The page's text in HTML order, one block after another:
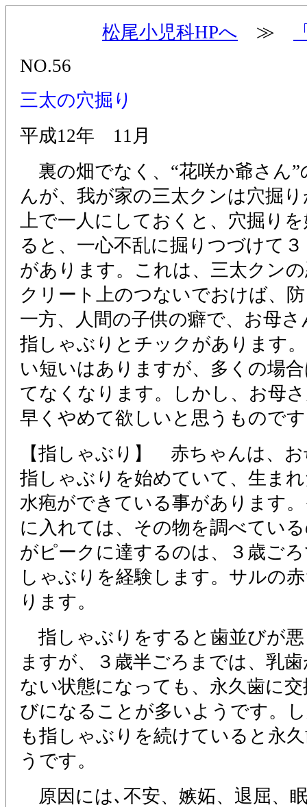
松尾小児科HPへ ≫
NO.56
三太の穴掘り
平成12年 11月
裏の畑でなく、“花咲か爺さん
んが、我が家の三太クンは穴掘
上で一人にしておくと、穴掘り
ると、一心不乱に掘りつづけて
があります。これは、三太クン
クリート上のつないでおけば、
一方、人間の子供の癖で、お母
指しゃぶりとチックがあります
い短いはありますが、多くの場
てなくなります。しかし、お母
早くやめて欲しいと思うもので
【指しゃぶり】 赤ちゃんは、
指しゃぶりを始めていて、生ま
水疱ができている事があります
に入れては、その物を調べてい
がピークに達するのは、３歳ご
しゃぶりを経験します。サルの
ります。
指しゃぶりをすると歯並びが
ますが、３歳半ごろまでは、乳
ない状態になっても、永久歯に
びになることが多いようです。
も指しゃぶりを続けていると永
うです。
原因には､不安、嫉妬、退屈、